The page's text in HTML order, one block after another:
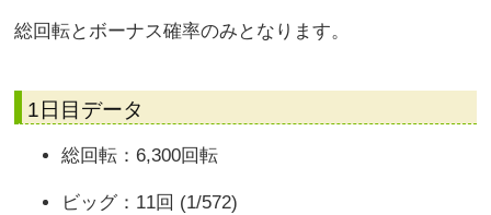
総回転とボーナス確率のみとなります。
1日目データ
総回転：6,300回転
ビッグ：11回 (1/572)